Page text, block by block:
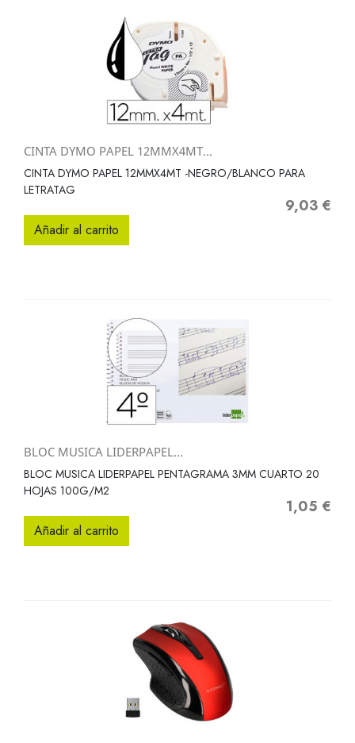
CINTA DYMO PAPEL 12MMX4MT...
CINTA DYMO PAPEL 12MMX4MT -NEGRO/BLANCO PARA
LETRATAG
Precio
9,03 €
Añadir al carrito
BLOC MUSICA LIDERPAPEL...
BLOC MUSICA LIDERPAPEL PENTAGRAMA 3MM CUARTO 20
HOJAS 100G/M2
Precio
1,05 €
Añadir al carrito